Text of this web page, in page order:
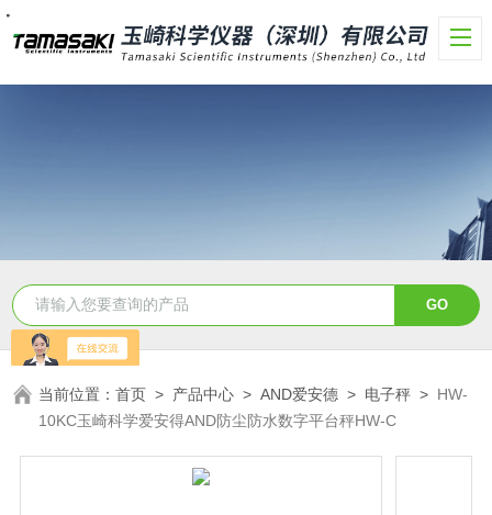
当前位置：首页 > 产品中心 >AND爱安德 > 电子秤 > HW-
10KC玉崎科学爱安得AND防尘防水数字平台秤HW-C
・・・・・・・・